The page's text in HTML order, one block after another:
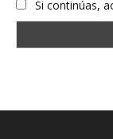
Si continúas,